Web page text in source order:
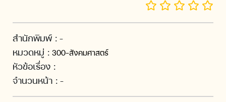
สำนักพิมพ์ : -
หมวดหมู่ : 300-สังคมศาสตร์
หัวข้อเรื่อง :
จำนวนหน้า : -